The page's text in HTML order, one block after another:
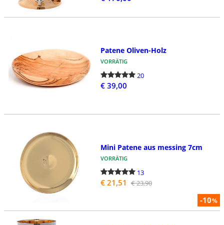
Patene Oliven-Holz
VORRÄTIG
20
€ 39,00
-10%
Mini Patene aus messing 7cm
VORRÄTIG
13
€ 21,51 € 23,90